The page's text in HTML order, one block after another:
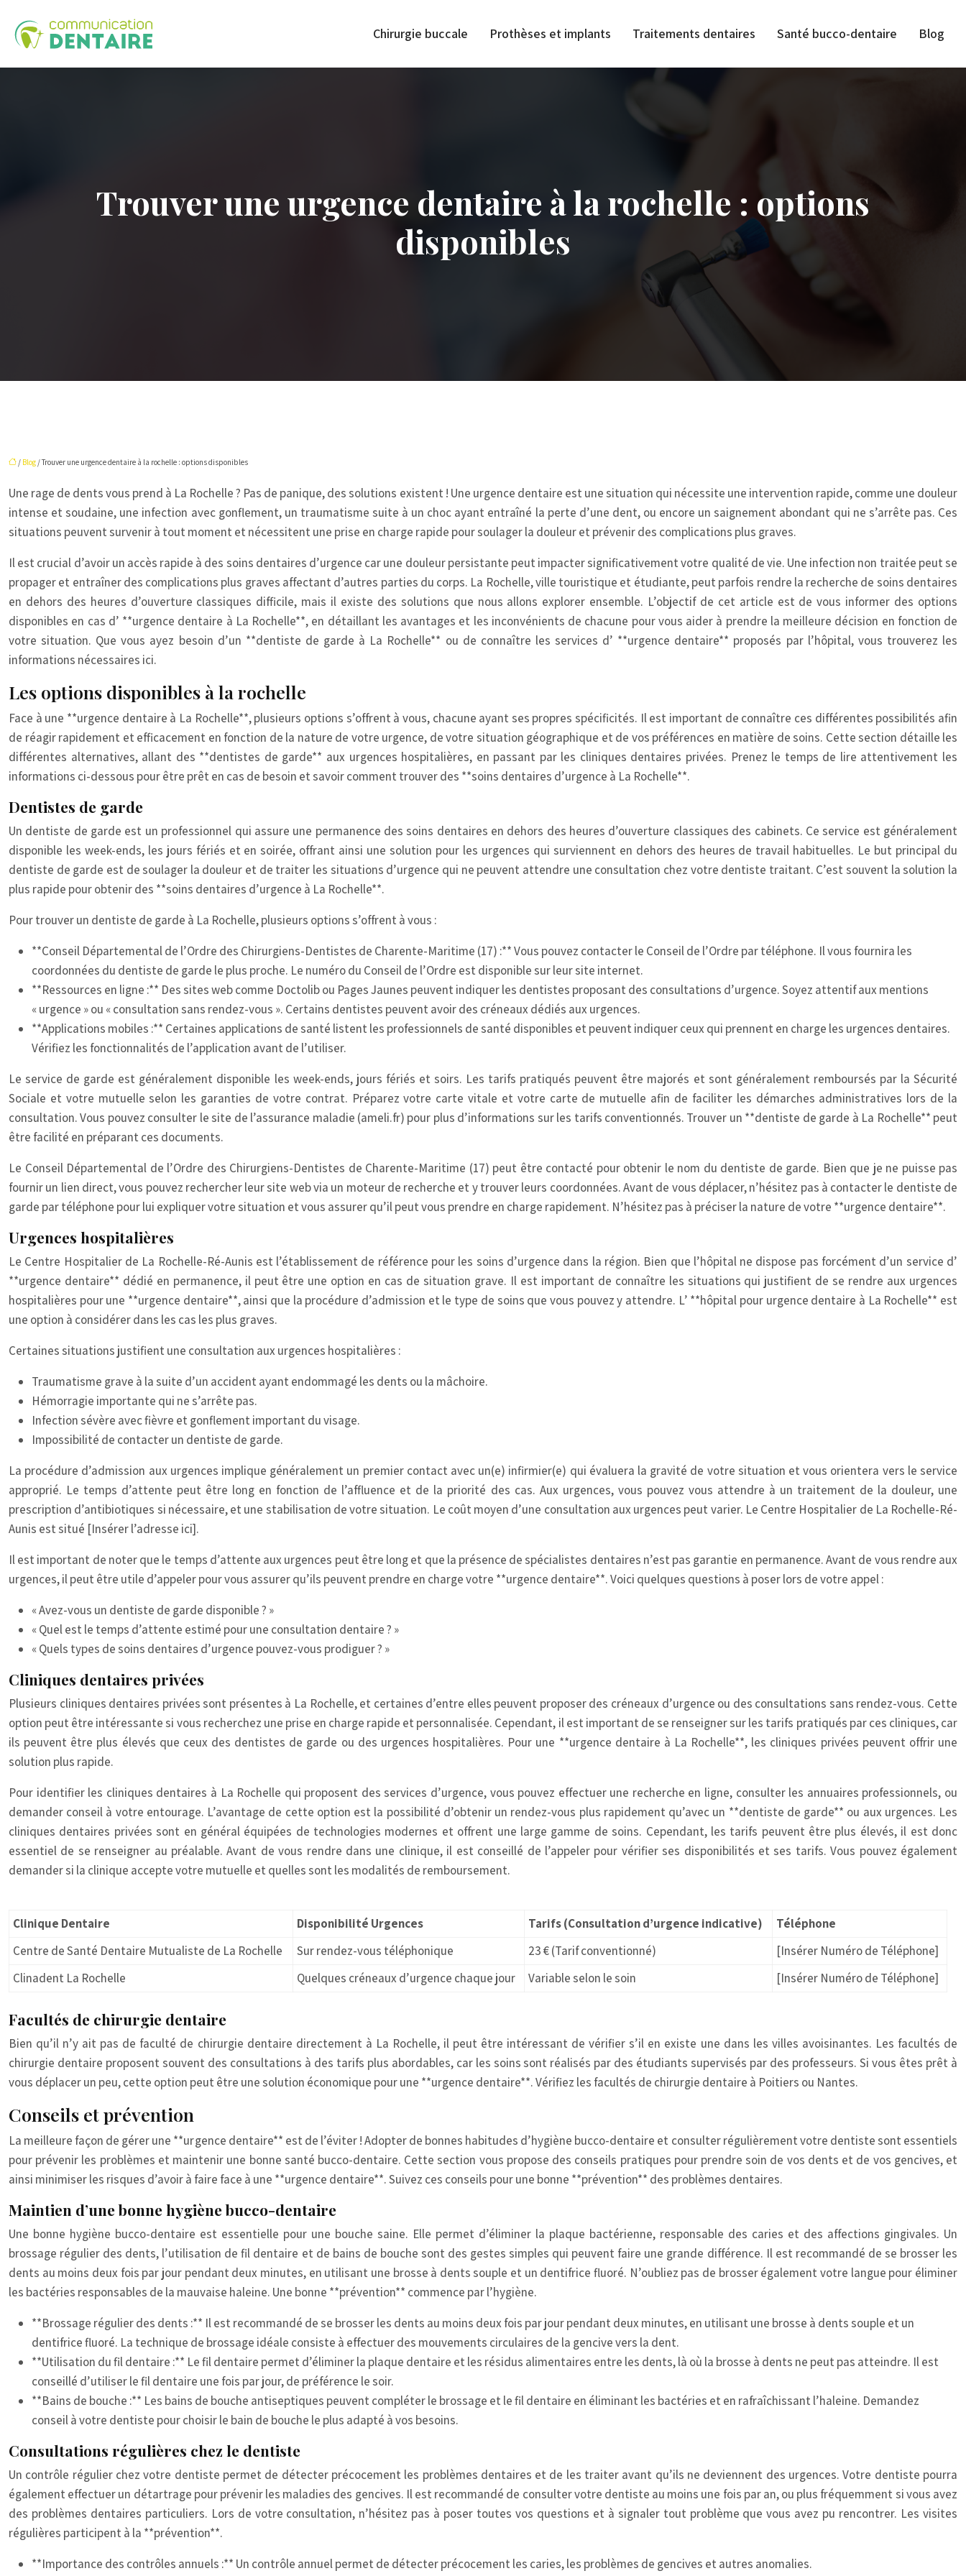
Chirurgie buccale Prothèses et implants Traitements dentaires Santé bucco-dentaire Blog
Trouver une urgence dentaire à la rochelle : options
disponibles
/ Blog / Trouver une urgence dentaire à la rochelle : options disponibles
Une rage de dents vous prend à La Rochelle ? Pas de panique, des solutions existent ! Une urgence dentaire est une situation qui nécessite une intervention rapide, comme une douleur
intense et soudaine, une infection avec gonflement, un traumatisme suite à un choc ayant entraîné la perte d’une dent, ou encore un saignement abondant qui ne s’arrête pas. Ces
situations peuvent survenir à tout moment et nécessitent une prise en charge rapide pour soulager la douleur et prévenir des complications plus graves.
Il est crucial d’avoir un accès rapide à des soins dentaires d’urgence car une douleur persistante peut impacter significativement votre qualité de vie. Une infection non traitée peut se
propager et entraîner des complications plus graves affectant d’autres parties du corps. La Rochelle, ville touristique et étudiante, peut parfois rendre la recherche de soins dentaires
en dehors des heures d’ouverture classiques difficile, mais il existe des solutions que nous allons explorer ensemble. L’objectif de cet article est de vous informer des options
disponibles en cas d’ **urgence dentaire à La Rochelle**, en détaillant les avantages et les inconvénients de chacune pour vous aider à prendre la meilleure décision en fonction de
votre situation. Que vous ayez besoin d’un **dentiste de garde à La Rochelle** ou de connaître les services d’ **urgence dentaire** proposés par l’hôpital, vous trouverez les
informations nécessaires ici.
Les options disponibles à la rochelle
Face à une **urgence dentaire à La Rochelle**, plusieurs options s’offrent à vous, chacune ayant ses propres spécificités. Il est important de connaître ces différentes possibilités afin
de réagir rapidement et efficacement en fonction de la nature de votre urgence, de votre situation géographique et de vos préférences en matière de soins. Cette section détaille les
différentes alternatives, allant des **dentistes de garde** aux urgences hospitalières, en passant par les cliniques dentaires privées. Prenez le temps de lire attentivement les
informations ci-dessous pour être prêt en cas de besoin et savoir comment trouver des **soins dentaires d’urgence à La Rochelle**.
Dentistes de garde
Un dentiste de garde est un professionnel qui assure une permanence des soins dentaires en dehors des heures d’ouverture classiques des cabinets. Ce service est généralement
disponible les week-ends, les jours fériés et en soirée, offrant ainsi une solution pour les urgences qui surviennent en dehors des heures de travail habituelles. Le but principal du
dentiste de garde est de soulager la douleur et de traiter les situations d’urgence qui ne peuvent attendre une consultation chez votre dentiste traitant. C’est souvent la solution la
plus rapide pour obtenir des **soins dentaires d’urgence à La Rochelle**.
Pour trouver un dentiste de garde à La Rochelle, plusieurs options s’offrent à vous :
**Conseil Départemental de l’Ordre des Chirurgiens-Dentistes de Charente-Maritime (17) :** Vous pouvez contacter le Conseil de l’Ordre par téléphone. Il vous fournira les
coordonnées du dentiste de garde le plus proche. Le numéro du Conseil de l’Ordre est disponible sur leur site internet.
**Ressources en ligne :** Des sites web comme Doctolib ou Pages Jaunes peuvent indiquer les dentistes proposant des consultations d’urgence. Soyez attentif aux mentions
« urgence » ou « consultation sans rendez-vous ». Certains dentistes peuvent avoir des créneaux dédiés aux urgences.
**Applications mobiles :** Certaines applications de santé listent les professionnels de santé disponibles et peuvent indiquer ceux qui prennent en charge les urgences dentaires.
Vérifiez les fonctionnalités de l’application avant de l’utiliser.
Le service de garde est généralement disponible les week-ends, jours fériés et soirs. Les tarifs pratiqués peuvent être majorés et sont généralement remboursés par la Sécurité
Sociale et votre mutuelle selon les garanties de votre contrat. Préparez votre carte vitale et votre carte de mutuelle afin de faciliter les démarches administratives lors de la
consultation. Vous pouvez consulter le site de l’assurance maladie (ameli.fr) pour plus d’informations sur les tarifs conventionnés. Trouver un **dentiste de garde à La Rochelle** peut
être facilité en préparant ces documents.
Le Conseil Départemental de l’Ordre des Chirurgiens-Dentistes de Charente-Maritime (17) peut être contacté pour obtenir le nom du dentiste de garde. Bien que je ne puisse pas
fournir un lien direct, vous pouvez rechercher leur site web via un moteur de recherche et y trouver leurs coordonnées. Avant de vous déplacer, n’hésitez pas à contacter le dentiste de
garde par téléphone pour lui expliquer votre situation et vous assurer qu’il peut vous prendre en charge rapidement. N’hésitez pas à préciser la nature de votre **urgence dentaire**.
Urgences hospitalières
Le Centre Hospitalier de La Rochelle-Ré-Aunis est l’établissement de référence pour les soins d’urgence dans la région. Bien que l’hôpital ne dispose pas forcément d’un service d’
**urgence dentaire** dédié en permanence, il peut être une option en cas de situation grave. Il est important de connaître les situations qui justifient de se rendre aux urgences
hospitalières pour une **urgence dentaire**, ainsi que la procédure d’admission et le type de soins que vous pouvez y attendre. L’ **hôpital pour urgence dentaire à La Rochelle** est
une option à considérer dans les cas les plus graves.
Certaines situations justifient une consultation aux urgences hospitalières :
Traumatisme grave à la suite d’un accident ayant endommagé les dents ou la mâchoire.
Hémorragie importante qui ne s’arrête pas.
Infection sévère avec fièvre et gonflement important du visage.
Impossibilité de contacter un dentiste de garde.
La procédure d’admission aux urgences implique généralement un premier contact avec un(e) infirmier(e) qui évaluera la gravité de votre situation et vous orientera vers le service
approprié. Le temps d’attente peut être long en fonction de l’affluence et de la priorité des cas. Aux urgences, vous pouvez vous attendre à un traitement de la douleur, une
prescription d’antibiotiques si nécessaire, et une stabilisation de votre situation. Le coût moyen d’une consultation aux urgences peut varier. Le Centre Hospitalier de La Rochelle-Ré-
Aunis est situé [Insérer l’adresse ici].
Il est important de noter que le temps d’attente aux urgences peut être long et que la présence de spécialistes dentaires n’est pas garantie en permanence. Avant de vous rendre aux
urgences, il peut être utile d’appeler pour vous assurer qu’ils peuvent prendre en charge votre **urgence dentaire**. Voici quelques questions à poser lors de votre appel :
« Avez-vous un dentiste de garde disponible ? »
« Quel est le temps d’attente estimé pour une consultation dentaire ? »
« Quels types de soins dentaires d’urgence pouvez-vous prodiguer ? »
Cliniques dentaires privées
Plusieurs cliniques dentaires privées sont présentes à La Rochelle, et certaines d’entre elles peuvent proposer des créneaux d’urgence ou des consultations sans rendez-vous. Cette
option peut être intéressante si vous recherchez une prise en charge rapide et personnalisée. Cependant, il est important de se renseigner sur les tarifs pratiqués par ces cliniques, car
ils peuvent être plus élevés que ceux des dentistes de garde ou des urgences hospitalières. Pour une **urgence dentaire à La Rochelle**, les cliniques privées peuvent offrir une
solution plus rapide.
Pour identifier les cliniques dentaires à La Rochelle qui proposent des services d’urgence, vous pouvez effectuer une recherche en ligne, consulter les annuaires professionnels, ou
demander conseil à votre entourage. L’avantage de cette option est la possibilité d’obtenir un rendez-vous plus rapidement qu’avec un **dentiste de garde** ou aux urgences. Les
cliniques dentaires privées sont en général équipées de technologies modernes et offrent une large gamme de soins. Cependant, les tarifs peuvent être plus élevés, il est donc
essentiel de se renseigner au préalable. Avant de vous rendre dans une clinique, il est conseillé de l’appeler pour vérifier ses disponibilités et ses tarifs. Vous pouvez également
demander si la clinique accepte votre mutuelle et quelles sont les modalités de remboursement.
Clinique Dentaire Disponibilité Urgences Tarifs (Consultation d’urgence indicative)
Téléphone
Centre de Santé Dentaire Mutualiste de La Rochelle
Sur rendez-vous téléphonique 23 € (Tarif conventionné)
[Insérer Numéro de Téléphone]
Clinadent La Rochelle
Quelques créneaux d’urgence chaque jour Variable selon le soin [Insérer Numéro de Téléphone]
Facultés de chirurgie dentaire
Bien qu’il n’y ait pas de faculté de chirurgie dentaire directement à La Rochelle, il peut être intéressant de vérifier s’il en existe une dans les villes avoisinantes. Les facultés de
chirurgie dentaire proposent souvent des consultations à des tarifs plus abordables, car les soins sont réalisés par des étudiants supervisés par des professeurs. Si vous êtes prêt à
vous déplacer un peu, cette option peut être une solution économique pour une **urgence dentaire**. Vérifiez les facultés de chirurgie dentaire à Poitiers ou Nantes.
Conseils et prévention
La meilleure façon de gérer une **urgence dentaire** est de l’éviter ! Adopter de bonnes habitudes d’hygiène bucco-dentaire et consulter régulièrement votre dentiste sont essentiels
pour prévenir les problèmes et maintenir une bonne santé bucco-dentaire. Cette section vous propose des conseils pratiques pour prendre soin de vos dents et de vos gencives, et
ainsi minimiser les risques d’avoir à faire face à une **urgence dentaire**. Suivez ces conseils pour une bonne **prévention** des problèmes dentaires.
Maintien d’une bonne hygiène bucco-dentaire
Une bonne hygiène bucco-dentaire est essentielle pour une bouche saine. Elle permet d’éliminer la plaque bactérienne, responsable des caries et des affections gingivales. Un
brossage régulier des dents, l’utilisation de fil dentaire et de bains de bouche sont des gestes simples qui peuvent faire une grande différence. Il est recommandé de se brosser les
dents au moins deux fois par jour pendant deux minutes, en utilisant une brosse à dents souple et un dentifrice fluoré. N’oubliez pas de brosser également votre langue pour éliminer
les bactéries responsables de la mauvaise haleine. Une bonne **prévention** commence par l’hygiène.
**Brossage régulier des dents :** Il est recommandé de se brosser les dents au moins deux fois par jour pendant deux minutes, en utilisant une brosse à dents souple et un
dentifrice fluoré. La technique de brossage idéale consiste à effectuer des mouvements circulaires de la gencive vers la dent.
**Utilisation du fil dentaire :** Le fil dentaire permet d’éliminer la plaque dentaire et les résidus alimentaires entre les dents, là où la brosse à dents ne peut pas atteindre. Il est
conseillé d’utiliser le fil dentaire une fois par jour, de préférence le soir.
**Bains de bouche :** Les bains de bouche antiseptiques peuvent compléter le brossage et le fil dentaire en éliminant les bactéries et en rafraîchissant l’haleine. Demandez
conseil à votre dentiste pour choisir le bain de bouche le plus adapté à vos besoins.
Consultations régulières chez le dentiste
Un contrôle régulier chez votre dentiste permet de détecter précocement les problèmes dentaires et de les traiter avant qu’ils ne deviennent des urgences. Votre dentiste pourra
également effectuer un détartrage pour prévenir les maladies des gencives. Il est recommandé de consulter votre dentiste au moins une fois par an, ou plus fréquemment si vous avez
des problèmes dentaires particuliers. Lors de votre consultation, n’hésitez pas à poser toutes vos questions et à signaler tout problème que vous avez pu rencontrer. Les visites
régulières participent à la **prévention**.
**Importance des contrôles annuels :** Un contrôle annuel permet de détecter précocement les caries, les problèmes de gencives et autres anomalies.